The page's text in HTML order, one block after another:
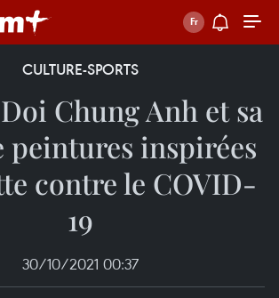
CULTURE-SPORTS
Chung Anh et sa
peintures inspirées
contre le COVID-
19
30/10/2021 00:37